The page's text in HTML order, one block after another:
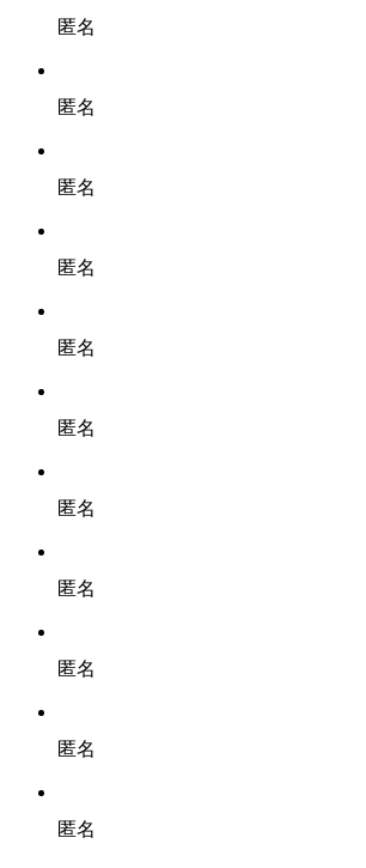
匿名
匿名
匿名
匿名
匿名
匿名
匿名
匿名
匿名
匿名
匿名